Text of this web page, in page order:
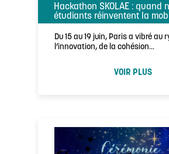
Hackathon SKOLAE : quand
étudiants réinventent la
Du 15 au 19 juin, Paris a vibré au
l’innovation, de la cohésion…
VOIR PLUS